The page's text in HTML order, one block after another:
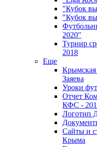
"Кубок
"Кубок
2020"
Турнир
2018
Еще
Заяева
Уроки
Отчет
КФС -
Сайты и
Крыма